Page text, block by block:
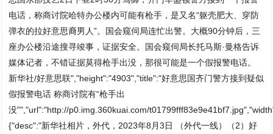
电话，称商讨院哈特办公楼内可能有枪手，是又名“躯壳肥大、穿防
弹衣的拉好意思裔男人”。国会窥伺局连忙出警。大概90分钟后，三
座办公楼沿途搜寻竣事，证据安全。国会窥伺局长托马斯·曼格告诉
媒体记者，不错证据莫得枪手出没，那很可能是一个假报警电话。
新华社/好意思联","height":"4903","title":"好意思国齐门警方接到疑似
假报警电话 称商讨院有“枪手出
没”","url":"http://p0.img.360kuai.com/
{"desc":"新华社相片，外代，2023年8月3日 （外代一线）（2）好